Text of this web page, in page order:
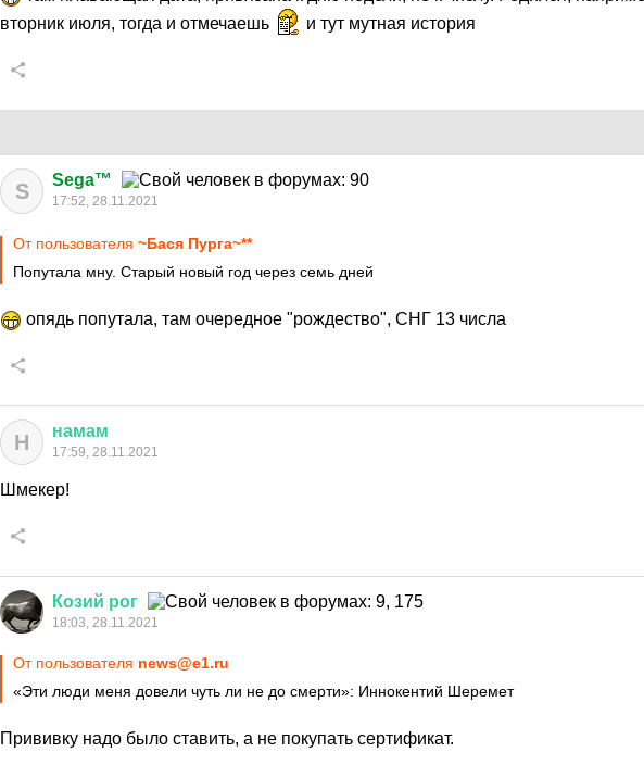
вторник июля, тогда и отмечаешь
и тут мутная история
S Sega™
17:52, 28.11.2021
От пользователя ~Бася Пурга~**
Попутала мну. Старый новый год через семь дней
опядь попутала, там очередное "рождество", СНГ 13 числа
Н намам
17:59, 28.11.2021
Шмекер!
Козий рог
18:03, 28.11.2021
От пользователя news@e1.ru
«Эти люди меня довели чуть ли не до смерти»: Иннокентий Шеремет
Прививку надо было ставить, а не покупать сертификат.